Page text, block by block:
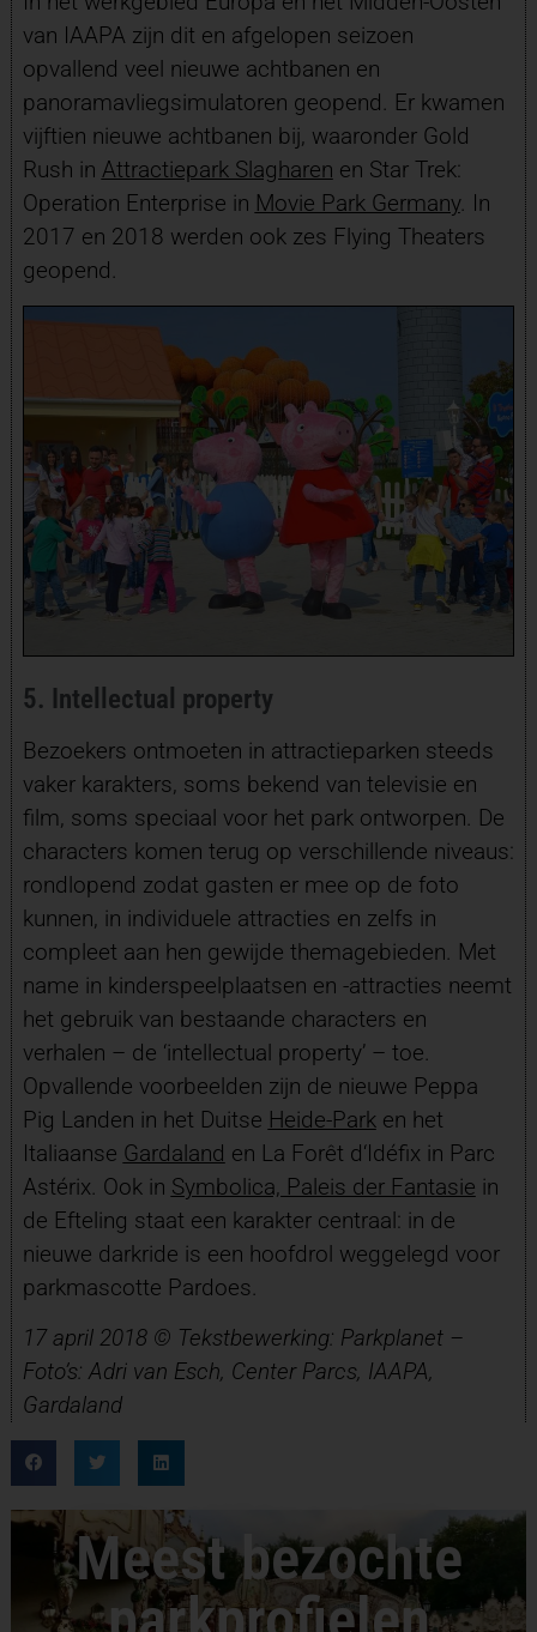
van IAAPA zijn dit en afgelopen seizoen
opvallend veel nieuwe achtbanen en
panoramavliegsimulatoren geopend. Er kwamen
vijftien nieuwe achtbanen bij, waaronder Gold
Rush in Attractiepark Slagharen en Star Trek:
Operation Enterprise in Movie Park Germany. In
2017 en 2018 werden ook zes Flying Theaters
geopend.
5. Intellectual property
Bezoekers ontmoeten in attractieparken steeds
vaker karakters, soms bekend van televisie en
film, soms speciaal voor het park ontworpen. De
characters komen terug op verschillende niveaus:
rondlopend zodat gasten er mee op de foto
kunnen, in individuele attracties en zelfs in
compleet aan hen gewijde themagebieden. Met
name in kinderspeelplaatsen en -attracties neemt
het gebruik van bestaande characters en
verhalen – de ‘intellectual property’ – toe.
Opvallende voorbeelden zijn de nieuwe Peppa
Pig Landen in het Duitse Heide-Parken het
Italiaanse Gardaland en La Forêt d‘Idéfix in Parc
Astérix. Ook in Symbolica, Paleis der Fantasie in
de Efteling staat een karakter centraal: in de
nieuwe darkride is een hoofdrol weggelegd voor
parkmascotte Pardoes.
17 april 2018 © Tekstbewerking: Parkplanet –
Foto’s: Adri van Esch, Center Parcs, IAAPA,
Gardaland
Meest bezochte